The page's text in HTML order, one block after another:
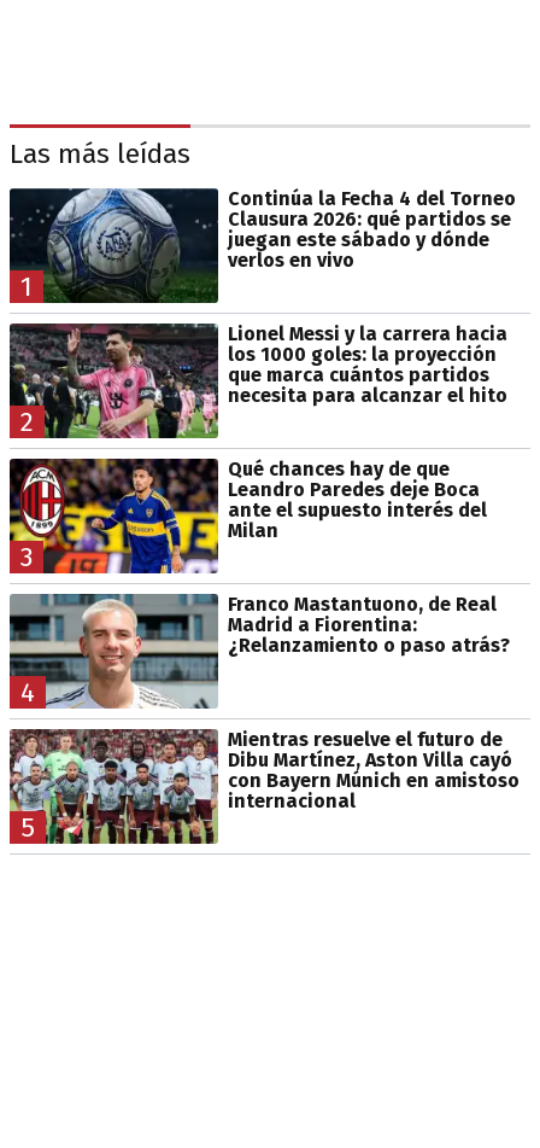
Las más leídas
1
Continúa la Fecha 4 del Torneo
Clausura 2026: qué partidos se
juegan este sábado y dónde
verlos en vivo
2
Lionel Messi y la carrera hacia
los 1000 goles: la proyección
que marca cuántos partidos
necesita para alcanzar el hito
3
Qué chances hay de que
Leandro Paredes deje Boca
ante el supuesto interés del
Milan
4
Franco Mastantuono, de Real
Madrid a Fiorentina:
¿Relanzamiento o paso atrás?
5
Mientras resuelve el futuro de
Dibu Martínez, Aston Villa cayó
con Bayern Múnich en amistoso
internacional